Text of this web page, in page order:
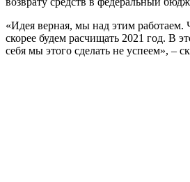
«Идея верная, мы над этим работаем.
скорее будем расчищать 2021 год. В
себя мы этого сделать не успеем», –